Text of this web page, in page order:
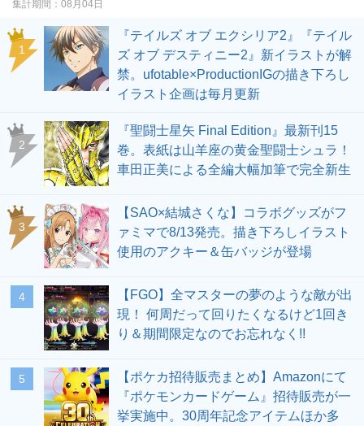
集計期間： 08月04日
1
『テイルズ オブ エクシリア2』『テイル
ズ オブ デスティニー2』新イラストが解
禁。ufotable×ProductionIGの描き下ろし
イラスト企画は毎月更新
2
『聖闘士星矢 Final Edition』最新刊15
巻。表紙は山羊座の黄金聖闘士シュラ！
車田正美による全編大幅加筆で完全新生
3
【SAO×結城さくな】コラボグッズがフ
ァミマで8/13発売。描き下ろしイラスト
使用のアクキー＆缶バッジが登場
4
【FGO】全マスターの夢のような敵が出
現！ 何周だって回りたくなるけど1回き
り＆期間限定なのでお忘れなく!!
5
【ポケカ招待販売まとめ】Amazonにて
『ポケモンカードゲーム』招待販売が一
挙実施中。30周年記念アイテムほか多